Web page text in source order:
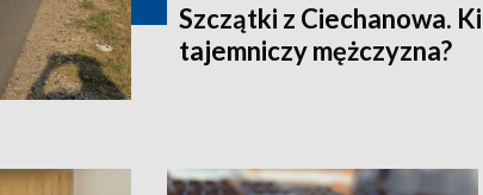
Szczątki z Ciechanowa.
tajemniczy mężczyzna?